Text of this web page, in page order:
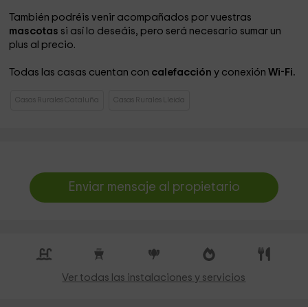
También podréis venir acompañados por vuestras
mascotas si así lo deseáis, pero será necesario sumar un
plus al precio.
Todas las casas cuentan con calefaccióny conexiónWi-Fi.
Casas Rurales Cataluña Casas Rurales Lleida
Enviar mensaje al propietario
Ver todas las instalaciones y servicios